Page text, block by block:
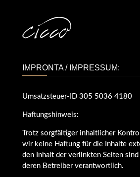
IMPRONTA / IMPRESSUM:
Umsatzsteuer-ID 305 5036 4180
Haftungshinweis:
Trotz sorgfältiger inhaltlicher
wir keine Haftung für die Inhalte
den Inhalt der verlinkten Seiten
deren Betreiber verantwortlich.